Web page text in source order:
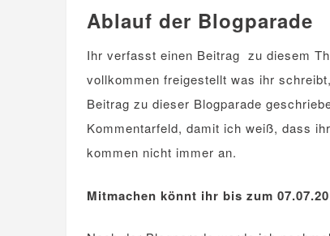
Ablauf der Blogparade
Ihr verfasst einen Beitrag zu diesem
vollkommen freigestellt was ihr
Beitrag zu dieser Blogparade
Kommentarfeld, damit ich weiß, dass
kommen nicht immer an.
Mitmachen könnt ihr bis zum